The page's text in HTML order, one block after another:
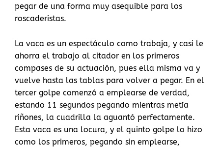
pegar de una forma muy asequible para los
roscaderistas.
La vaca es un espectáculo como trabaja, y casi le
ahorra el trabajo al citador en los primeros
compases de su actuación, pues ella misma va y
vuelve hasta las tablas para volver a pegar. En el
tercer golpe comenzó a emplearse de verdad,
estando 11 segundos pegando mientras metía
riñones, la cuadrilla la aguantó perfectamente.
Esta vaca es una locura, y el quinto golpe lo hizo
como los primeros, pegando sin emplearse,